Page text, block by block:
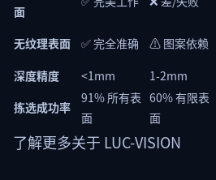
面
无纹理表面 ✅ 完全准确 ⚠️ 图案依赖
深度精度
<1mm 1-2mm
拣选成功率
91% 所有表
面
60% 有限表
面
了解更多关于 LUC-VISION